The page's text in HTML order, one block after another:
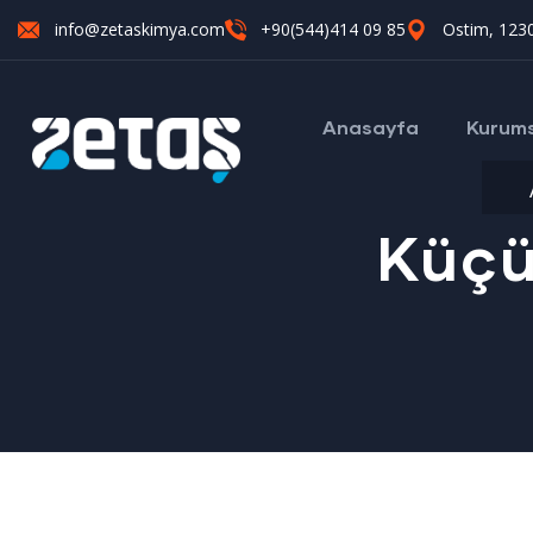
info@zetaskimya.com +90(544)414 09 85 Ostim,
Anasayfa